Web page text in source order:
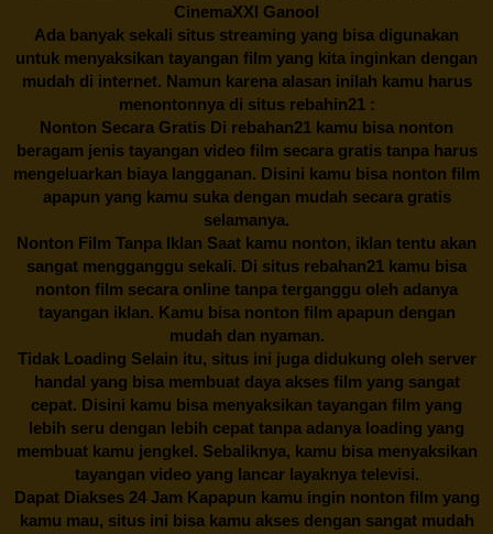
CinemaXXI Ganool
Ada banyak sekali situs streaming yang bisa digunakan
untuk menyaksikan tayangan film yang kita inginkan dengan
mudah di internet. Namun karena alasan inilah kamu harus
menontonnya di situs rebahin21 :
Nonton Secara Gratis Di rebahan21 kamu bisa nonton
beragam jenis tayangan video film secara gratis tanpa harus
mengeluarkan biaya langganan. Disini kamu bisa nonton film
apapun yang kamu suka dengan mudah secara gratis
selamanya.
Nonton Film Tanpa Iklan Saat kamu nonton, iklan tentu akan
sangat mengganggu sekali. Di situs rebahan21 kamu bisa
nonton film secara online tanpa terganggu oleh adanya
tayangan iklan. Kamu bisa nonton film apapun dengan
mudah dan nyaman.
Tidak Loading Selain itu, situs ini juga didukung oleh server
handal yang bisa membuat daya akses film yang sangat
cepat. Disini kamu bisa menyaksikan tayangan film yang
lebih seru dengan lebih cepat tanpa adanya loading yang
membuat kamu jengkel. Sebaliknya, kamu bisa menyaksikan
tayangan video yang lancar layaknya televisi.
Dapat Diakses 24 Jam Kapapun kamu ingin nonton film yang
kamu mau, situs ini bisa kamu akses dengan sangat mudah